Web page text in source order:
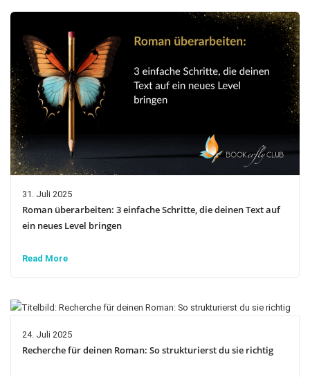
31. Juli 2025
Roman überarbeiten: 3 einfache Schritte, die deinen Text auf
ein neues Level bringen
Read More
24. Juli 2025
Recherche für deinen Roman: So strukturierst du sie richtig